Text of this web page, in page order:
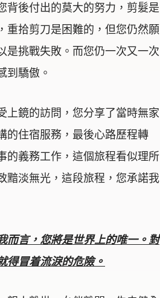
背後付出的莫大的努力，剪髮是
重拾剪刀是困難的，但您仍然願
是挑戰失敗。而您仍一次又一次
到驕傲。
上鏡的訪問，您分享了當時無家
的住宿服務，最後心路歷程轉
的義務工作，這個旅程看似理所
黯淡無光，這段旅程，您承諾我
而言，您將是世界上的唯一。對
得冒着流淚的危險。